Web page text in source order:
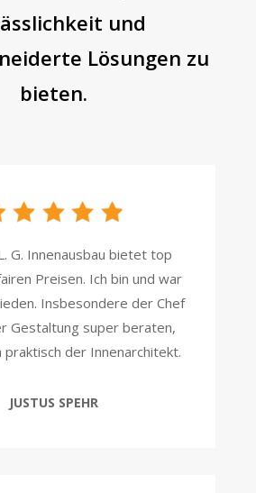
und
Lösungen zu
bieten.
G. Innenausbau bietet top
Preisen. Ich bin und war
Insbesondere der Chef
Gestaltung super beraten,
praktisch der Innenarchitekt.
JUSTUS SPEHR